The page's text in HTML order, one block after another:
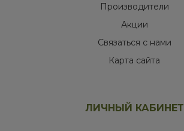
Производители
Акции
Связаться с нами
Карта сайта
ЛИЧНЫЙ КАБИНЕТ